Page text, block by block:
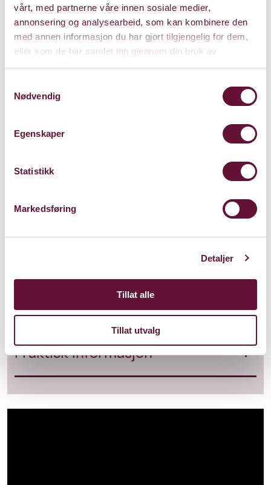
vårt, med partnerne våre innen sosiale medier,
annonsering og analysearbeid, som kan kombinere den
med annen informasjon du har gjort tilgjengelig for dem,
eller som de har samlet inn gjennom din bruk av
tjenestene deres.
Nødvendig
Egenskaper
Statistikk
Markedsføring
Detaljer
Tillat alle
Tillat utvalg
Handleliste kveldens viner
Praktisk informasjon